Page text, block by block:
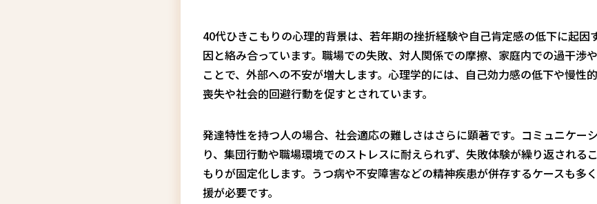
40代ひきこもりの心理的背景は、若年期の挫折経験や自己肯定感の低下に起因
因と絡み合っています。職場での失敗、対人関係での摩擦、家庭内での過干渉
ことで、外部への不安が増大します。心理学的には、自己効力感の低下や慢性
喪失や社会的回避行動を促すとされています。
発達特性を持つ人の場合、社会適応の難しさはさらに顕著です。コミュニケー
り、集団行動や職場環境でのストレスに耐えられず、失敗体験が繰り返される
もりが固定化します。うつ病や不安障害などの精神疾患が併存するケースも多
援が必要です。